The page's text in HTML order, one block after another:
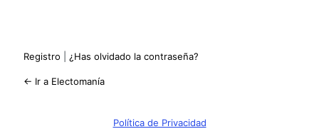
Registro ¿Has olvidado la contraseña?
← Ir a Electomanía
Política de Privacidad